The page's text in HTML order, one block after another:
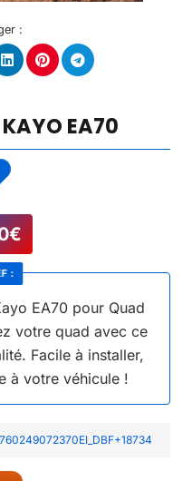
:
EA70
€
EA70 pour Quad
votre quad avec ce
Facile à installer,
à votre véhicule !
: